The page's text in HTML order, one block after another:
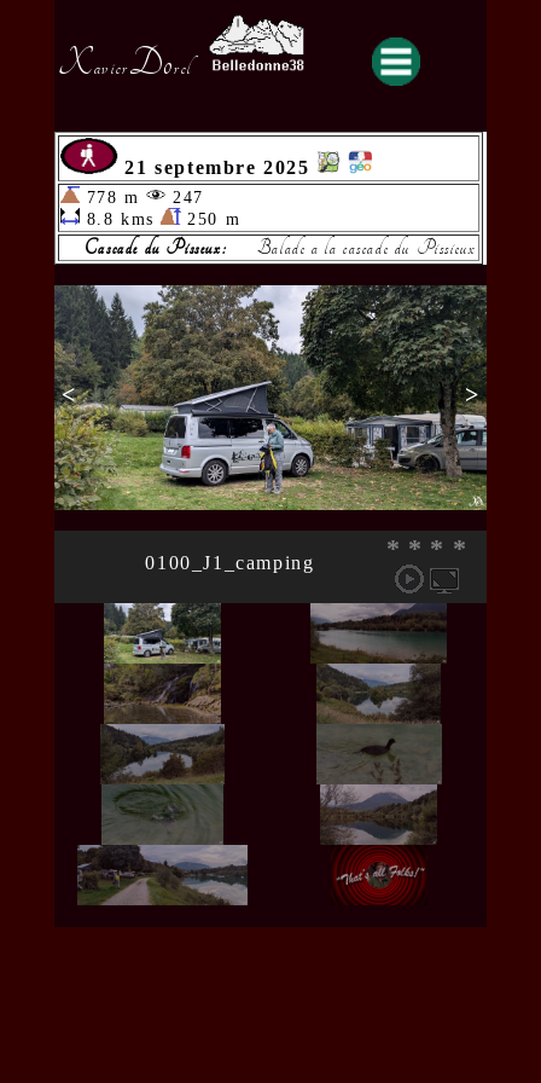
XavierDorel
21 septembre 2025
778 m
247
8.8 kms
250 m
Cascade du Pisseux: Balade a la cascade du Pissieux
< >
* * * *
0100_J1_camping